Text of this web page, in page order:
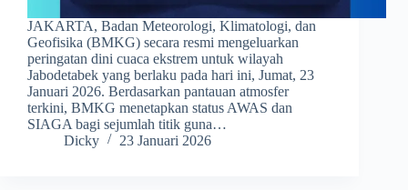
JAKARTA, Badan Meteorologi, Klimatologi, dan
Geofisika (BMKG) secara resmi mengeluarkan
peringatan dini cuaca ekstrem untuk wilayah
Jabodetabek yang berlaku pada hari ini, Jumat, 23
Januari 2026. Berdasarkan pantauan atmosfer
terkini, BMKG menetapkan status AWAS dan
SIAGA bagi sejumlah titik guna…
Dicky
23 Januari 2026